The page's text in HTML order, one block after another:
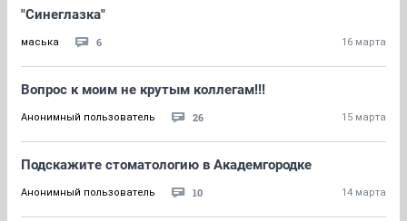
"Синеглазка"
маська 6 16 марта
Вопрос к моим не крутым коллегам!!!
Анонимный пользователь 26 15 марта
Подскажите стоматологию в Академгородке
Анонимный пользователь 10 14 марта